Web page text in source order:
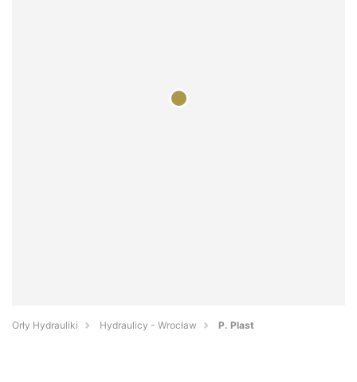
Orły Hydrauliki Hydraulicy - Wrocław P. Plast